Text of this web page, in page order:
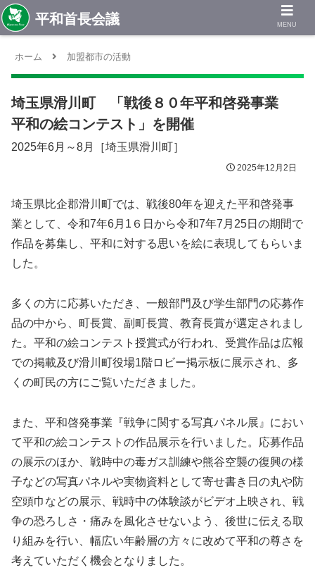
ホーム 加盟都市の活動
埼玉県滑川町 「戦後８０年平和啓発事業
平和の絵コンテスト」を開催
2025年6月～8月［埼玉県滑川町］
2025年12月2日
埼玉県比企郡滑川町では、戦後80年を迎えた平和啓発事
業として、令和7年6月1６日から令和7年7月25日の期間で
作品を募集し、平和に対する思いを絵に表現してもらいま
した。
多くの方に応募いただき、一般部門及び学生部門の応募作
品の中から、町長賞、副町長賞、教育長賞が選定されまし
た。平和の絵コンテスト授賞式が行われ、受賞作品は広報
での掲載及び滑川町役場1階ロビー掲示板に展示され、多
くの町民の方にご覧いただきました。
また、平和啓発事業『戦争に関する写真パネル展』におい
て平和の絵コンテストの作品展示を行いました。応募作品
の展示のほか、戦時中の毒ガス訓練や熊谷空襲の復興の様
子などの写真パネルや実物資料として寄せ書き日の丸や防
空頭巾などの展示、戦時中の体験談がビデオ上映され、戦
争の恐ろしさ・痛みを風化させないよう、後世に伝える取
り組みを行い、幅広い年齢層の方々に改めて平和の尊さを
考えていただく機会となりました。
MENU